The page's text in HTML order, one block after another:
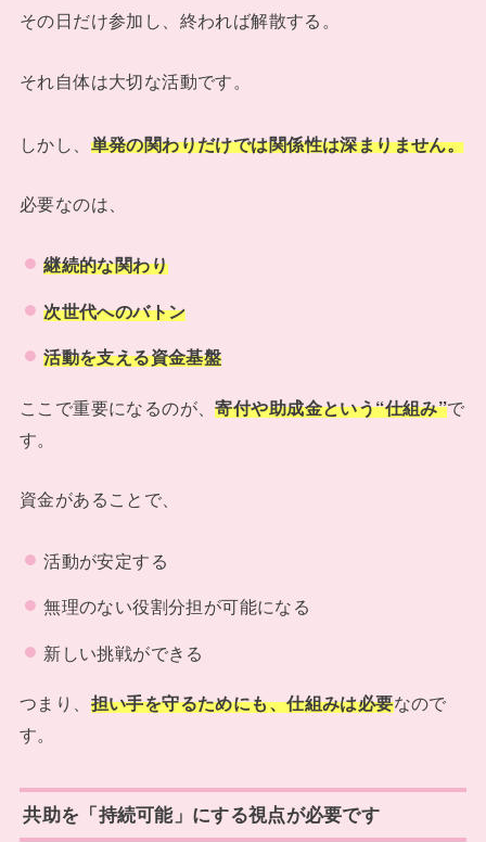
その日だけ参加し、終われば解散する。
それ自体は大切な活動です。
しかし、 単発の関わりだけでは関係性は深まりません。
必要なのは、
継続的な関わり
次世代へのバトン
活動を支える資金基盤
ここで重要になるのが、寄付や助成金という“仕組み”で
す。
資金があることで、
活動が安定する
無理のない役割分担が可能になる
新しい挑戦ができる
つまり、 担い手を守るためにも、仕組みは必要なので
す。
共助を「持続可能」にする視点が必要です